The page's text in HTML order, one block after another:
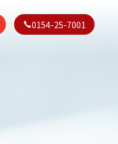
0154-25-7001